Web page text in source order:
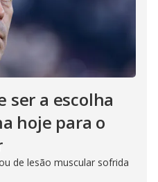
ser a escolha
hoje para o
de lesão muscular sofrida